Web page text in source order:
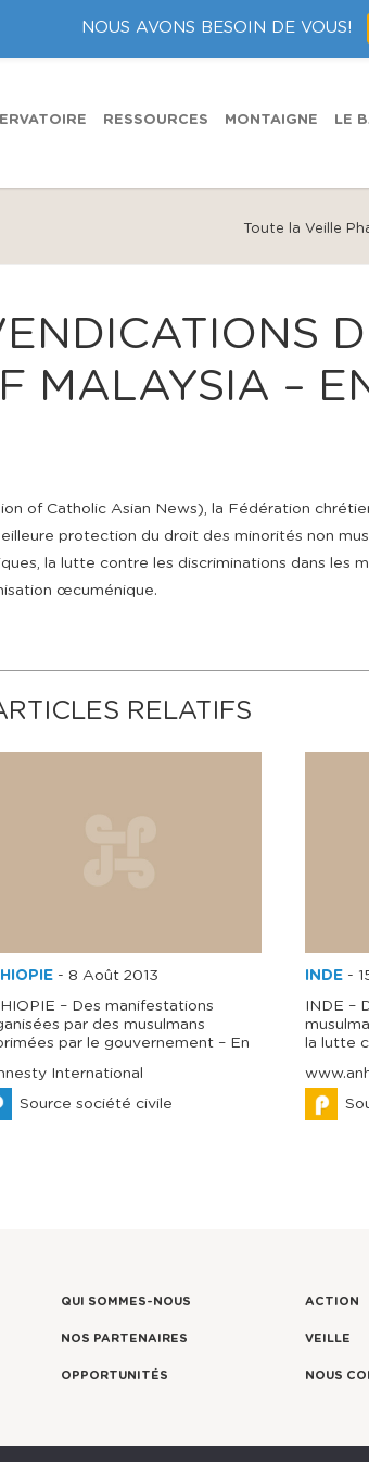
RESSOURCES MONTAIGNE LE
Toute la Veille
MALAYSIA –
of Catholic Asian News), la Fédération
protection du droit des minorités non
la lutte contre les discriminations dans les
œcuménique.
RELATIFS
- 8 Août 2013
– Des manifestations
par des musulmans
par le gouvernement – En
International
Source société civile
INDE-
INDE –
la lutte
QUI SOMMES-NOUS
NOS PARTENAIRES
OPPORTUNITÉS
ACTION
VEILLE
NOUS
NOUS AVONS BESOIN DE VOUS!